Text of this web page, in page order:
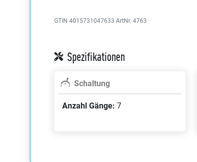
GTIN 4015731047633 ArtNr. 4763
Spezifikationen
Schaltung
Anzahl Gänge: 7